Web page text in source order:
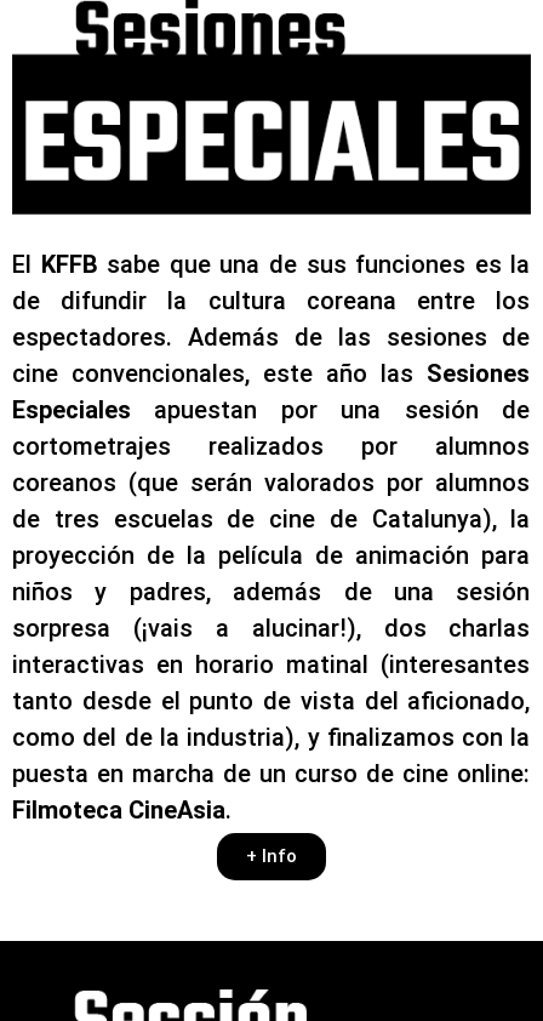
El KFFB sabe que una de sus funciones es la
de difundir la cultura coreana entre los
espectadores. Además de las sesiones de
cine convencionales, este año las Sesiones
Especiales apuestan por una sesión de
cortometrajes realizados por alumnos
coreanos (que serán valorados por alumnos
de tres escuelas de cine de Catalunya), la
proyección de la película de animación para
niños y padres, además de una sesión
sorpresa (¡vais a alucinar!), dos charlas
interactivas en horario matinal (interesantes
tanto desde el punto de vista del aficionado,
como del de la industria), y finalizamos con la
puesta en marcha de un curso de cine online:
Filmoteca CineAsia.
+ Info